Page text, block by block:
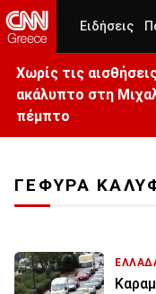
Ειδήσεις
Χωρίς τις
ακάλυπτο στη
πέμπτο
ΓΕΦΥΡΑ